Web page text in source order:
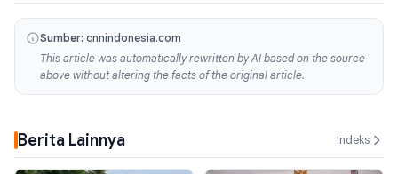
Sumber: cnnindonesia.com
This article was automatically rewritten by AI based on the source
above without altering the facts of the original article.
Berita Lainnya Indeks